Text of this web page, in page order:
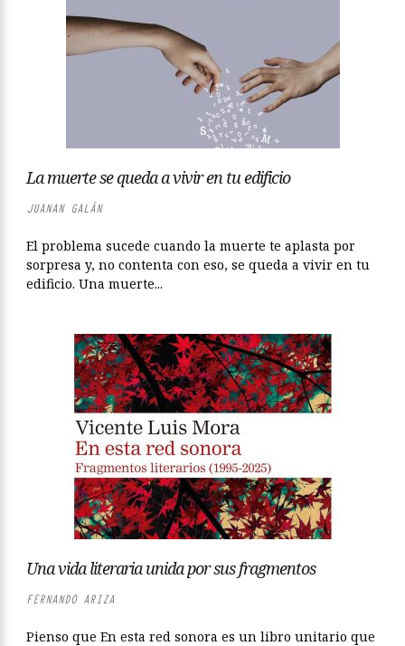
La muerte se queda a vivir en tu edificio
JUANAN GALÁN
El problema sucede cuando la muerte te aplasta por
sorpresa y, no contenta con eso, se queda a vivir en tu
edificio. Una muerte...
Una vida literaria unida por sus fragmentos
FERNANDO ARIZA
Pienso que En esta red sonora es un libro unitario que